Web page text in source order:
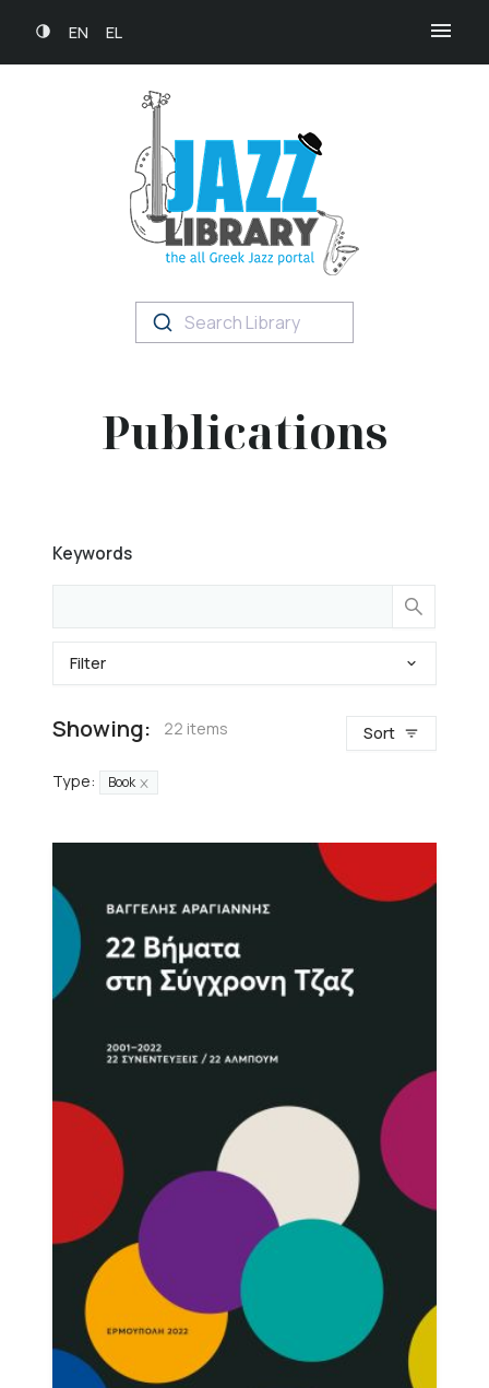
EN EL
Search Library
Publications
Keywords
Filter
Showing: 22 items Sort
Type: Book